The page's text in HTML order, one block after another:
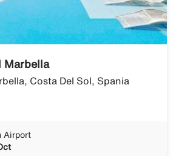
Marbella
Costa Del Sol, Spania
Airport